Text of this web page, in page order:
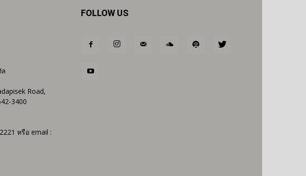
Road,
3400
หรือ email :
FOLLOW US